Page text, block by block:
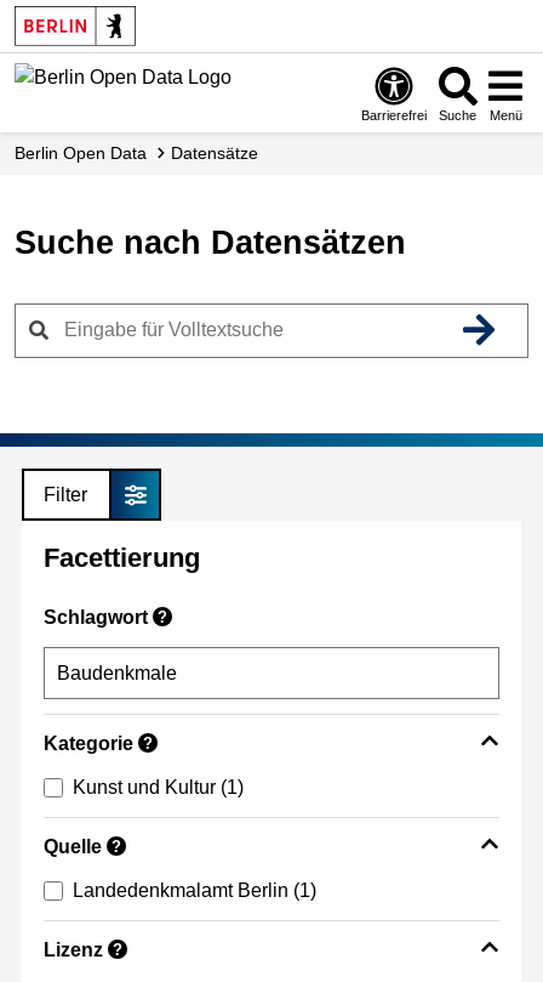
Skip
to
main
Barrierefrei Suche Menü
Berlin Open Data Datensätze
Suche nach Datensätzen
Filter
Facettierung
Schlagwort ?
Kategorie ?
Kunst und Kultur (1)
Quelle ?
Landedenkmalamt Berlin (1)
Lizenz ?